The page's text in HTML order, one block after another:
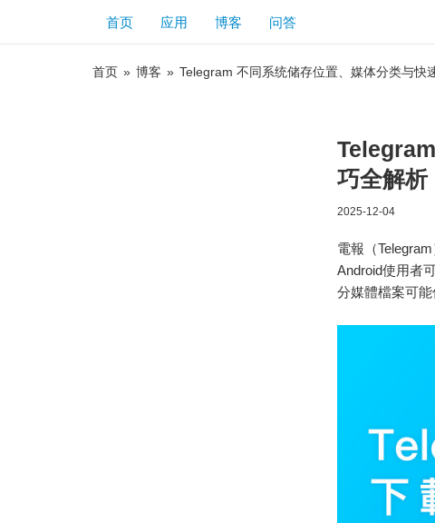
首页 应用 博客 问答
首页 » 博客 » Telegram 不同系统储存位置、媒体分类与快
巧全解析
2025-12-04
電報（
Android使用者
分媒體檔案可能